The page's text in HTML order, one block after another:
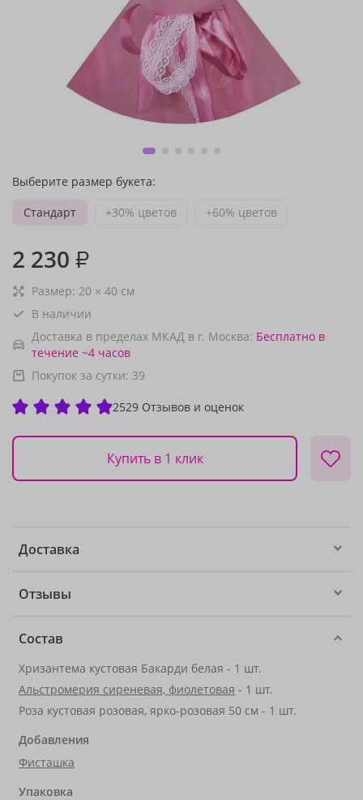
Выберите размер букета:
Стандарт
+30% цветов +60% цветов
2 230 ₽
Размер: 20 × 40 см
В наличии
Доставка в пределах МКАД в г. Москва: Бесплатно в
течение ~4 часов
Покупок за сутки: 39
2529 Отзывов и оценок
Купить в 1 клик
Доставка
Отзывы
Состав
Хризантема кустовая Бакарди белая - 1 шт.
Альстромерия сиреневая, фиолетовая - 1 шт.
Роза кустовая розовая, ярко-розовая 50 см - 1 шт.
Добавления
Фисташка
Упаковка